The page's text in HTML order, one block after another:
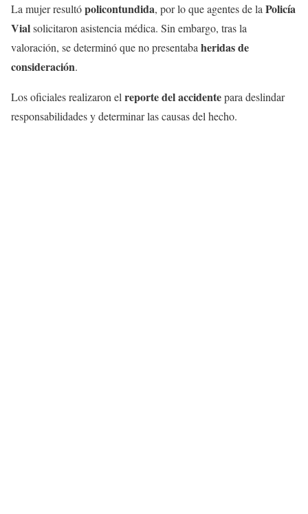
La mujer resultópolicontundida, por lo que agentes de la Policía
Vialsolicitaron asistencia médica. Sin embargo, tras la
valoración, se determinó que no presentaba heridas de
consideración.
Los oficiales realizaron el reporte del accidentepara deslindar
responsabilidades y determinar las causas del hecho.